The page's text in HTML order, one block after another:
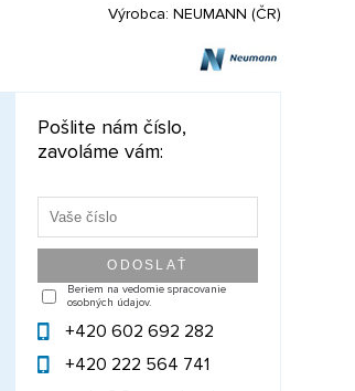
Výrobca: NEUMANN (ČR)
Pošlite nám číslo,
zavoláme vám:
Beriem na vedomie spracovanie
osobných údajov.
+420 602 692 282
+420 222 564 741